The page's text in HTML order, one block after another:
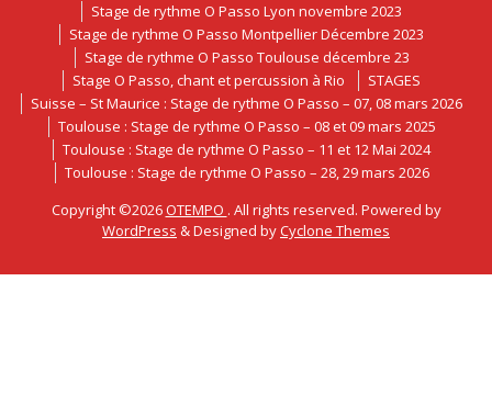
Stage de rythme O Passo Lyon novembre 2023
Stage de rythme O Passo Montpellier Décembre 2023
Stage de rythme O Passo Toulouse décembre 23
Stage O Passo, chant et percussion à Rio
STAGES
Suisse – St Maurice : Stage de rythme O Passo – 07, 08 mars 2026
Toulouse : Stage de rythme O Passo – 08 et 09 mars 2025
Toulouse : Stage de rythme O Passo – 11 et 12 Mai 2024
Toulouse : Stage de rythme O Passo – 28, 29 mars 2026
Copyright ©2026OTEMPO . All rights reserved. Powered by
WordPress &Designed byCyclone Themes